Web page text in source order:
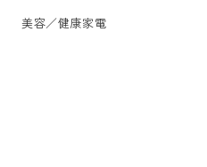
美容／健康家電